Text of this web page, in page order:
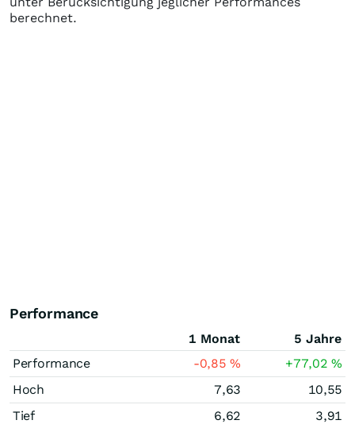
berechnet.
Performance
1 Monat
5 Jahre
Performance
-0,85% +77,02%
Hoch
7,63
10,55
Tief
6,62
3,91